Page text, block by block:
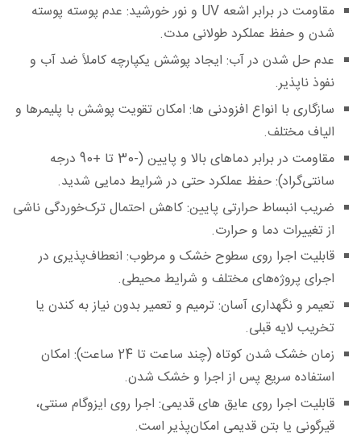
مقاومت در برابر اشعه UV و نور خورشید:
عدم پوسته‌ پوسته
شدن و حفظ عملکرد طولانی‌ مدت.
عدم حل شدن در آب:ایجاد پوشش یکپارچه کاملاً ضد آب و
نفوذ ناپذیر.
سازگاری با انواع افزودنی‌ ها:امکان تقویت پوشش با پلیمرها و
الیاف مختلف.
مقاومت در برابر دماهای بالا و پایین (-30 تا +90 درجه
سانتی‌گراد):حفظ عملکرد حتی در شرایط دمایی شدید.
ضریب انبساط حرارتی پایین:کاهش احتمال ترک‌خوردگی ناشی
از تغییرات دما و حرارت.
قابلیت اجرا روی سطوح خشک و مرطوب:انعطاف‌پذیری در
اجرای پروژه‌های مختلف و شرایط محیطی.
تعیمر و نگهداری آسان:ترمیم و تعمیر بدون نیاز به کندن یا
تخریب لایه قبلی.
زمان خشک شدن کوتاه (چند ساعت تا 24 ساعت):
امکان
استفاده سریع پس از اجرا و خشک شدن.
قابلیت اجرا روی عایق‌ های قدیمی:اجرا روی ایزوگام سنتی،
قیرگونی یا بتن قدیمی امکان‌پذیر است.